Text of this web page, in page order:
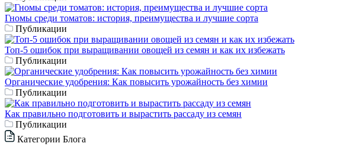
Гномы среди томатов: история, преимущества и лучшие сорта
Публикации
Топ-5 ошибок при выращивании овощей из семян и как их избежать
Публикации
Органические удобрения: Как повысить урожайность без химии
Публикации
Как правильно подготовить и вырастить рассаду из семян
Публикации
Категории Блога